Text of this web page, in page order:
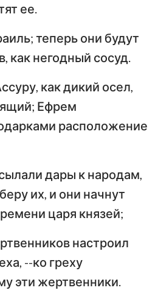
ее.
теперь они будут
как негодный сосуд.
как дикий осел,
Ефрем
расположение
дары к народам,
их, и они начнут
царя князей;
настроил
--ко греху
эти жертвенники.